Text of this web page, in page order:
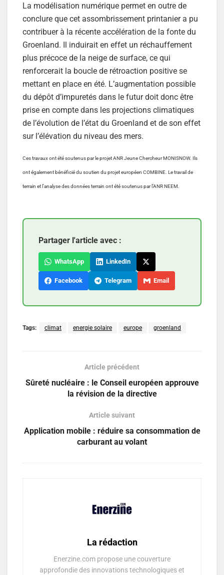
La modélisation numérique permet en outre de
conclure que cet assombrissement printanier a pu
contribuer à la récente accélération de la fonte du
Groenland. Il induirait en effet un réchauffement
plus précoce de la neige de surface, ce qui
renforcerait la boucle de rétroaction positive se
mettant en place en été. L’augmentation possible
du dépôt d’impuretés dans le futur doit donc être
prise en compte dans les projections climatiques
de l’évolution de l’état du Groenland et de son effet
sur l’élévation du niveau des mers.
Ces travaux ont été soutenus par le projet ANR Jeune Chercheur MONISNOW. Ils
ont également bénéficié du soutien du projet européen COMBINE. Le travail de
terrain et l’analyse des données terrain ont été soutenus par l’ANR NEEM.
Partager l'article avec :
WhatsApp LinkedIn
Facebook Telegram Email
Tags: climat energie solaire europe groenland
Article précédent
Sûreté nucléaire : le Conseil européen approuve
la révision de la directive
Article suivant
Application mobile : réduire sa consommation de
carburant au volant
La rédaction
Enerzine.com propose une couverture
approfondie des innovations technologiques et